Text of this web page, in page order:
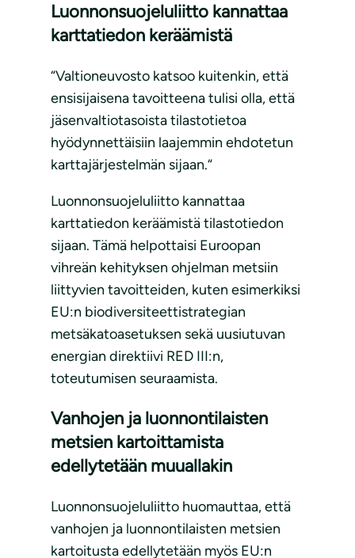
Luonnonsuojeluliitto kannattaa
karttatiedon keräämistä
“Valtioneuvosto katsoo kuitenkin, että
ensisijaisena tavoitteena tulisi olla, että
jäsenvaltiotasoista tilastotietoa
hyödynnettäisiin laajemmin ehdotetun
karttajärjestelmän sijaan.“
Luonnonsuojeluliitto kannattaa
karttatiedon keräämistä tilastotiedon
sijaan. Tämä helpottaisi Euroopan
vihreän kehityksen ohjelman metsiin
liittyvien tavoitteiden, kuten esimerkiksi
EU:n biodiversiteettistrategian
metsäkatoasetuksen sekä uusiutuvan
energian direktiivi RED III:n,
toteutumisen seuraamista.
Vanhojen ja luonnontilaisten
metsien kartoittamista
edellytetään muuallakin
Luonnonsuojeluliitto huomauttaa, että
vanhojen ja luonnontilaisten metsien
kartoitusta edellytetään myös EU:n